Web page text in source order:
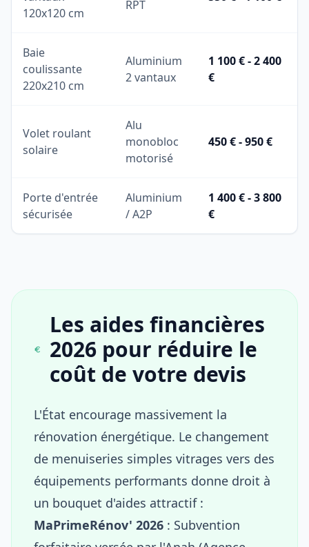
120x120 cm
RPT
Baie
coulissante
220x210 cm
Aluminium
2 vantaux
1 100 € - 2 400
€
Volet roulant
solaire
Alu
monobloc
motorisé
450 € - 950 €
Porte d'entrée
sécurisée
Aluminium
/ A2P
1 400 € - 3 800
€
Les aides financières
2026 pour réduire le
coût de votre devis
L'État encourage massivement la
rénovation énergétique. Le changement
de menuiseries simples vitrages vers des
équipements performants donne droit à
un bouquet d'aides attractif :
MaPrimeRénov' 2026 : Subvention